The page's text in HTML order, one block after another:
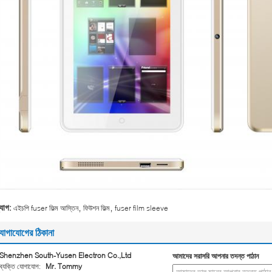
এইচপি fuser ফিল্ম আস্তিন, ফিউশন ফিল্ম fuser film sleeve
ঠিকানা
Shenzhen South-Yusen Electron Co.,Ltd
ব্যক্তি যোগাযোগ:
Mr. Tommy
আমাদের সরাসরি আপনার তদন্ত পাঠান